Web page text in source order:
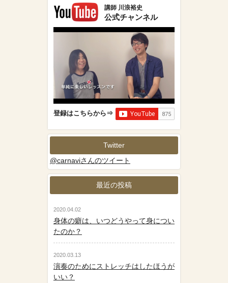
講師 川浪裕史
公式チャンネル
登録はこちらから⇒
Twitter
@carnaviさんのツイート
最近の投稿
2020.04.02
身体の癖は、いつどうやって身につい
たのか？
2020.03.13
演奏のためにストレッチはしたほうが
いい？